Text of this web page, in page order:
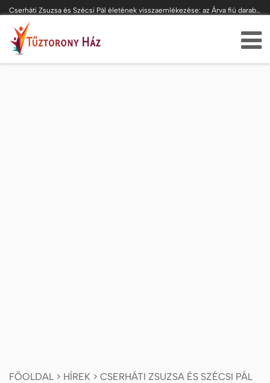
Cserháti Zsuzsa és Szécsi Pál életének visszaemlékezése: az Árva fiú darab mindenkit elvarázsol a Királyi Váróban Gödöllőn
FŐOLDAL > HÍREK > CSERHÁTI ZSUZSA ÉS SZÉCSI PÁL